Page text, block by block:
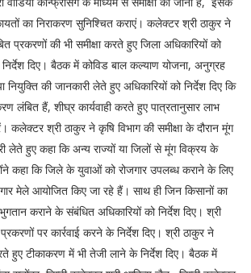
का निराकरण सुनिश्चित कराएं। कलेक्टर श्री ठाकुर ने
प्रकरणों की भी समीक्षा करते हुए जिला अधिकारियों को
दिए। बैठक में कोविड बाल कल्याण योजना, अनुग्रह
की जानकारी लेते हुए अधिकारियों को निर्देश दिए कि
लंबित हैं, शीघ्र कार्यवाही करते हुए पात्रतानुसार लाभ
कलेक्टर श्री ठाकुर ने कृषि विभाग की समीक्षा के दौरान मूंग
लेते हुए कहा कि अन्य राज्यों या जिलों से मूंग विक्रय के
कहा कि जिले के युवाओं को रोजगार उपलब्ध कराने के लिए
मेले आयोजित किए जा रहे हैं। साथ ही जिन किसानों का
कराने के संबंधित अधिकारियों को निर्देश दिए। श्री
पर कार्रवाई करने के निर्देश दिए। श्री ठाकुर ने
हुए टीकाकरण में भी तेजी लाने के निर्देश दिए। बैठक में